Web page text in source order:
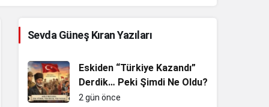
Sevda Güneş Kıran Yazıları
Eskiden “Türkiye Kazandı”
Derdik… Peki Şimdi Ne Oldu?
2 gün önce